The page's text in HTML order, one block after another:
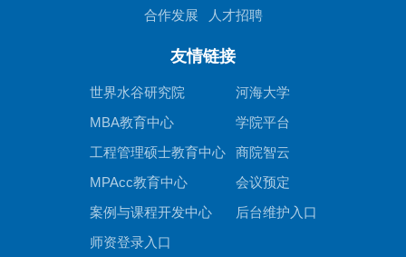
合作发展
人才招聘
友情链接
世界水谷研究院
河海大学
MBA教育中心
学院平台
工程管理硕士教育中心
商院智云
MPAcc教育中心
会议预定
案例与课程开发中心
后台维护入口
师资登录入口